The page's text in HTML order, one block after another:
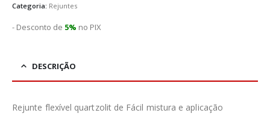
Categoria: Rejuntes
- Desconto de 5% no PIX
DESCRIÇÃO
Rejunte flexível quartzolit de Fácil mistura e aplicação